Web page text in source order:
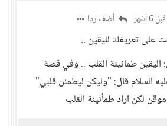
قبل 6 أشهر أضف ردا
على تعريفك لليقين ..
اليقين طمأنينة القلب .. وفي قصة
السلام قال: "وليكن ليطمئن قلبي"
لكن اراد طمأنينة القلب